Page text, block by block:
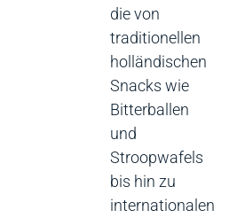
die von
traditionellen
holländischen
Snacks wie
Bitterballen
und
Stroopwafels
bis hin zu
internationalen